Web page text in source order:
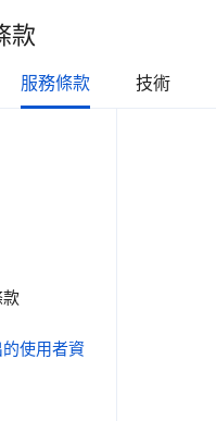
款
服務條款 技術
款
使用者資